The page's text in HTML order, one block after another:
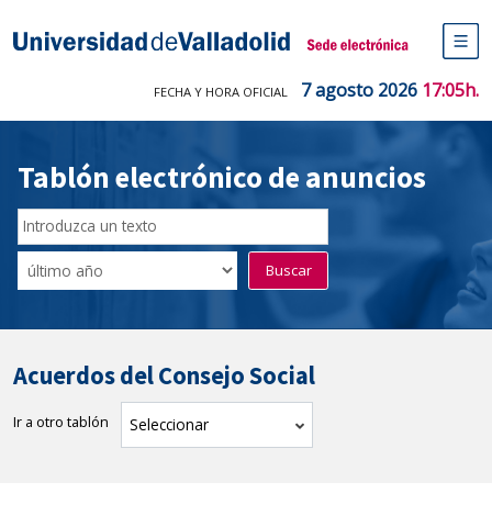
Sede electrónica Universidad de
de
FECHA Y HORA OFICIAL 7 agosto 2026 17:05h.
Tablón electrónico de anuncios
Buscador
del
Tablón
Filtro
de
Buscar
Acuerdos del Consejo Social
Ir a otro tablón Seleccionar tablón